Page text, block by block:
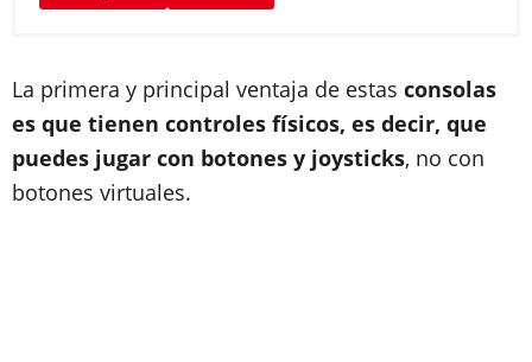
La primera y principal ventaja de estas consolas
es que tienen controles físicos, es decir, que
puedes jugar con botones y joysticks, no con
botones virtuales.